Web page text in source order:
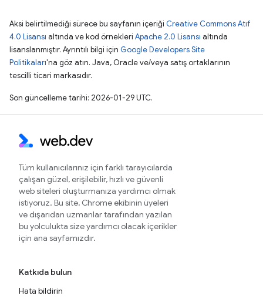
Aksi belirtilmediği sürece bu sayfanın içeriği Creative Commons Atıf
4.0 Lisansı altında ve kod örnekleri Apache 2.0 Lisansı altında
lisanslanmıştır. Ayrıntılı bilgi için Google Developers Site
Politikaları'na göz atın. Java, Oracle ve/veya satış ortaklarının
tescilli ticari markasıdır.
Son güncelleme tarihi: 2026-01-29 UTC.
Tüm kullanıcılarınız için farklı tarayıcılarda
çalışan güzel, erişilebilir, hızlı ve güvenli
web siteleri oluşturmanıza yardımcı olmak
istiyoruz. Bu site, Chrome ekibinin üyeleri
ve dışarıdan uzmanlar tarafından yazılan
bu yolculukta size yardımcı olacak içerikler
için ana sayfamızdır.
Katkıda bulun
Hata bildirin